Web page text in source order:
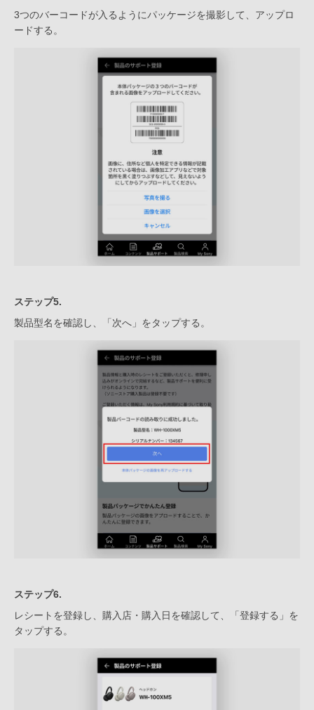
3つのバーコードが入るようにパッケージを撮影して、アップロ
ードする。
ステップ5.
製品型名を確認し、「次へ」をタップする。
ステップ6.
レシートを登録し、購入店・購入日を確認して、「登録する」を
タップする。